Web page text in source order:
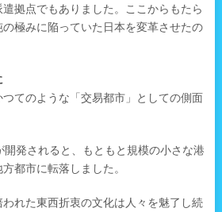
拠点でもありました。ここからもたら
極みに陥っていた日本を変革させたの
てのような「交易都市」としての側面
発されると、もともと規模の小さな港
都市に転落しました。
れた東西折衷の文化は人々を魅了し続